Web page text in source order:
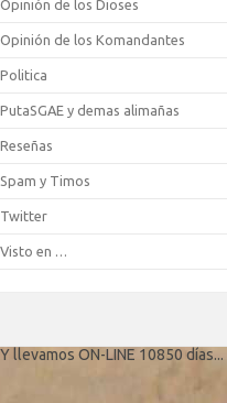
Opinión de los Dioses
Opinión de los Komandantes
Politica
PutaSGAE y demas alimañas
Reseñas
Spam y Timos
Twitter
Visto en …
Y llevamos ON-LINE 10850 días...